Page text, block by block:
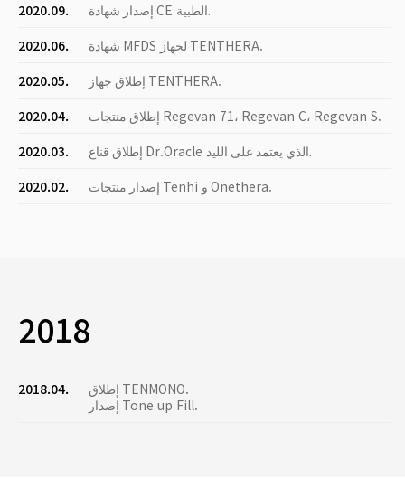
2020.09.
إصدار شهادة CE الطبية.
2020.06.
شهادة MFDS لجهاز TENTHERA.
2020.05.
إطلاق جهاز TENTHERA.
2020.04.
إطلاق منتجات Regevan 71، Regevan C، Regevan S.
2020.03.
إطلاق قناع Dr.Oracle الذي يعتمد على الليد.
2020.02.
إصدار منتجات Tenhi و Onethera.
2018
2018.04.
إطلاق TENMONO.
إصدار Tone up Fill.